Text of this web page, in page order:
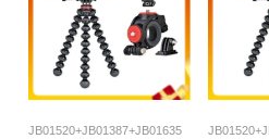
JB01520+JB01387+JB01635